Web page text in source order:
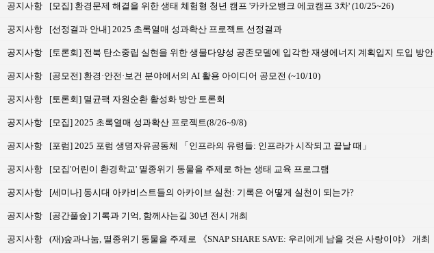
공지사항 [모집] 환경문제 해결을 위한 생태 체험형 청년 캠프 '카카오뱅크 에코캠프 3차' (10/25~26)
공지사항 [선정결과 안내] 2025 초록열매 성과확산 프로젝트 선정결과
공지사항 [토론회] 전북 탄소중립 실현을 위한 생물다양성 공존모델에 입각한 재생에너지 계획입지 도입 방안
공지사항 [공모전] 환경·안전·보건 분야에서의 AI 활용 아이디어 공모전 (~10/10)
공지사항 [토론회] 멸균팩 자원순환 활성화 방안 토론회
공지사항 [모집] 2025 초록열매 성과확산 프로젝트(8/26~9/8)
공지사항 [포럼] 2025 포럼 생명자유공동체 「인프라의 유령들: 인프라가 시작되고 끝날 때」
공지사항 [모집'어린이 환경학교' 멸종위기 동물을 주제로 하는 생태 교육 프로그램
공지사항 [세미나] 동시대 아카비스트들의 아카이브 실천: 기록은 어떻게 실천이 되는가?
공지사항 [공간풀숲] 기록과 기억, 함께사는길 30년 전시 개최
공지사항 (재)숲과나눔, 멸종위기 동물을 주제로 《SNAP SHARE SAVE: 우리에게 남을 것은 사랑이야》 개최